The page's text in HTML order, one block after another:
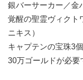
銀バーサーカー／金
覚醒の聖霊ヴィクト
ニキス）
キャプテンの宝珠3
30万ゴールドが必要